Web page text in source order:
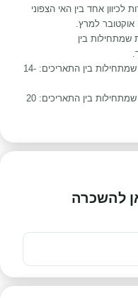
אחד בין האי הצפוני
שמתחילות בין
• מינימום של 7 ימים חל על השכרות שמתחילות בין התאריכים: 14-
• מינימום של 7 ימים חל על השכרות שמתחילות בין התאריכים: 20
להשכרה